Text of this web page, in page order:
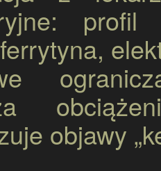
profil
objawy